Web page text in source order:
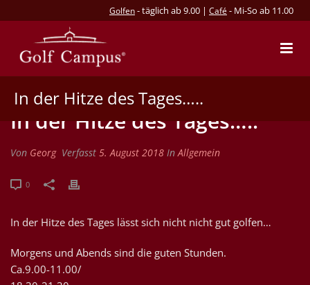
Golfen- täglich ab 9.00 | Café - Mi-So ab 11.00
In der Hitze des Tages…..
In der Hitze des Tages…..
Von Georg Verfasst 5. August 2018 InAllgemein
0
In der Hitze des Tages lässt sich nicht nicht gut golfen…
Morgens und Abends sind die guten Stunden.
Ca.9.00-11.00/